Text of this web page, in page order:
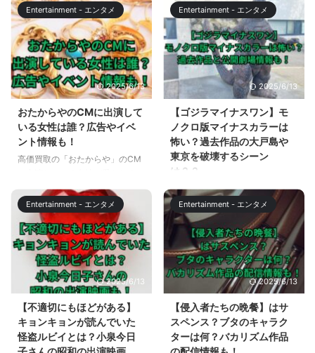
Entertainment - エンタメ
2025/6/13
おたからやのCMに出演して
いる女性は誰？広告やイベ
ント情報も！
高価買取の「おたからや」のCM
て、気になっている方も多いは
ず。 この記事では、高価買取の
「おたからや」のCM に出演して
いる女性と、その女性が出演して
いる広告やイベント情報について
解説します。 おたからやのCMに
出演している女性は誰？経歴も！
高価買取の「おたからや」のCM
なさんです。 えくぼがかわいい
笑顔と、優しい雰囲気に癒されま
す。 丸 りおなさんは、「おたか
Entertainment - エンタメ
2025/6/13
【ゴジラマイナスワン】モ
ノクロ版マイナスカラーは
怖い？過去作品の大戸島や
東京を破壊するシーン
は？？
ゴジラマイナスワンのモノクロ版
の公開が発表されました。 2023
年12月17日までの45日間で、 観
客動員数287万人、興行収入44.2
億円のヒット作となっているゴジ
ラマイナスワン。 ゴジラマイナ
スワンで登場するゴジラの迫力は
凄まじいものがありますが、さら
にモノクロ版、ゴジラマイナスワ
ン／マイナスカラーが2024年1月
12日から全国の劇場で公開されま
す。 この記事ではゴジラマイナ
Entertainment - エンタメ
2025/6/13
【不適切にもほどがある】
キョンキョンが読んでいた
怪盗ルビイとは？小泉今日
Entertainment - エンタメ
2025/6/13
【侵入者たちの晩餐】はサ
スペンス？ブタのキャラク
ターは何？バカリズム作品